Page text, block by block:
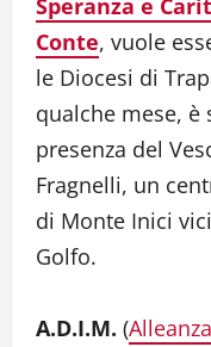
Speranza e
Conte, vuole
le Diocesi di
qualche mese,
presenza del
Fragnelli, un
di Monte Inici
Golfo.
A.D.I.M. (